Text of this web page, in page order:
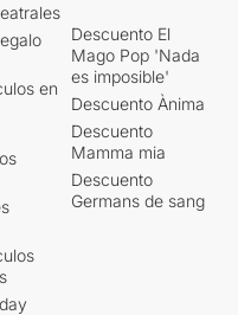
en
Descuento El
Mago Pop 'Nada
es imposible'
Descuento Ànima
Descuento
Mamma mia
Descuento
Germans de sang